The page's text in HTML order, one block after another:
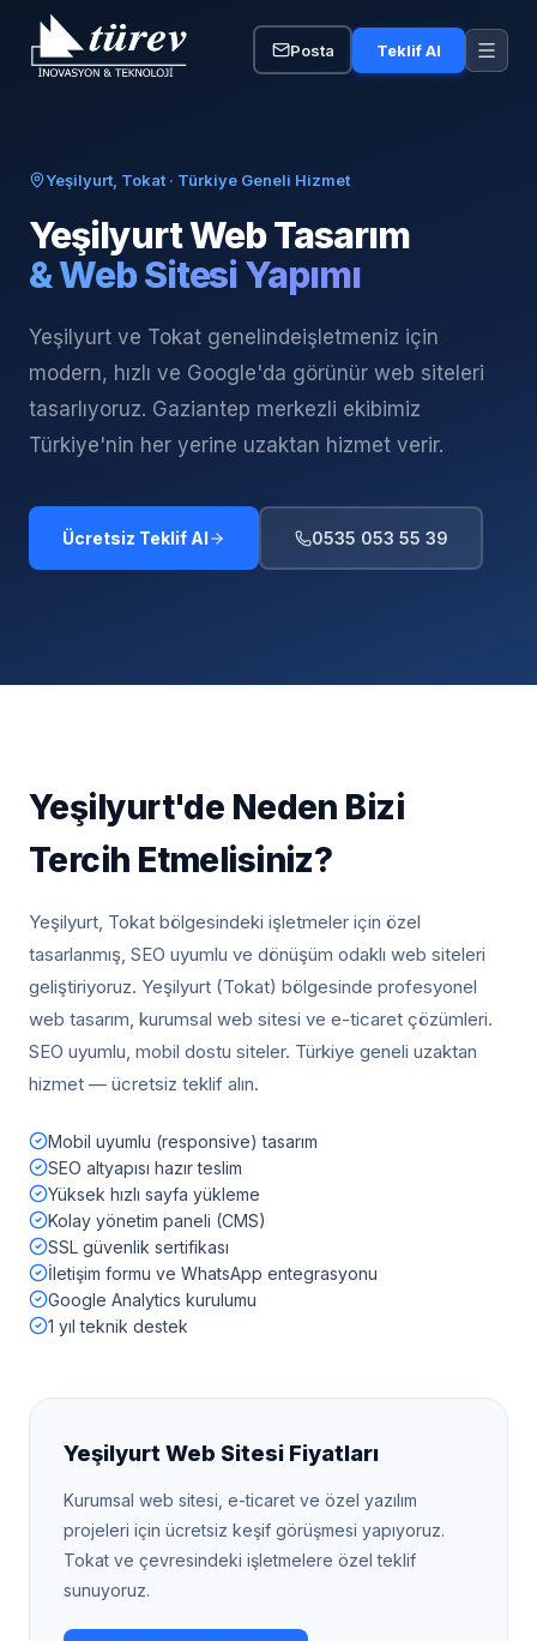
Posta Teklif Al
Yeşilyurt, Tokat · Türkiye Geneli Hizmet
YeşilyurtWeb Tasarım
& Web Sitesi Yapımı
Yeşilyurt ve Tokat genelindeişletmeniz için
modern, hızlı ve Google'da görünür web siteleri
tasarlıyoruz. Gaziantep merkezli ekibimiz
Türkiye'nin her yerine uzaktan hizmet verir.
Ücretsiz Teklif Al 0535 053 55 39
Yeşilyurt'de Neden Bizi
Tercih Etmelisiniz?
Yeşilyurt, Tokat bölgesindeki işletmeler için özel
tasarlanmış, SEO uyumlu ve dönüşüm odaklı web siteleri
geliştiriyoruz. Yeşilyurt (Tokat) bölgesinde profesyonel
web tasarım, kurumsal web sitesi ve e-ticaret çözümleri.
SEO uyumlu, mobil dostu siteler. Türkiye geneli uzaktan
hizmet — ücretsiz teklif alın.
Mobil uyumlu (responsive) tasarım
SEO altyapısı hazır teslim
Yüksek hızlı sayfa yükleme
Kolay yönetim paneli (CMS)
SSL güvenlik sertifikası
İletişim formu ve WhatsApp entegrasyonu
Google Analytics kurulumu
1 yıl teknik destek
Yeşilyurt Web Sitesi Fiyatları
Kurumsal web sitesi, e-ticaret ve özel yazılım
projeleri için ücretsiz keşif görüşmesi yapıyoruz.
Tokat ve çevresindeki işletmelere özel teklif
sunuyoruz.